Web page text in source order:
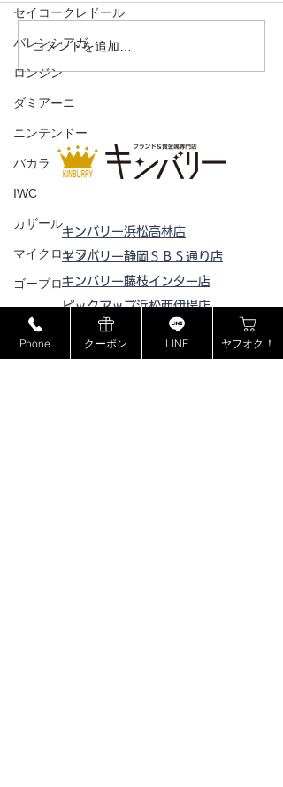
セイコークレドール
バレンシアガ
ロンジン
ダミアーニ
ニンテンドー
バカラ
IWC
カザール
マイクロソフト
ゴープロ
フェラガモ
セリーヌ
プリマルナ レディース
コメントを追加…
キンバリー浜松高林店
キンバリー静岡ＳＢＳ通り店
キンバリー藤枝インター店
ピックアップ浜松西伊場店
ピックアップ掛川
店
Phone クーポン LINE ヤフオク！